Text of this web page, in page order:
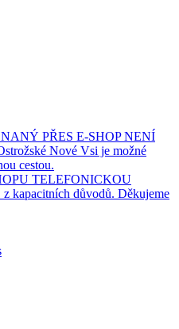
PŘES E-SHOP NENÍ
Nové Vsi je možné
cestou.
TELEFONICKOU
kapacitních důvodů. Děkujeme